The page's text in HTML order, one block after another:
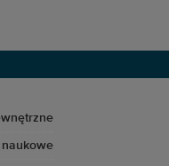
naukowe